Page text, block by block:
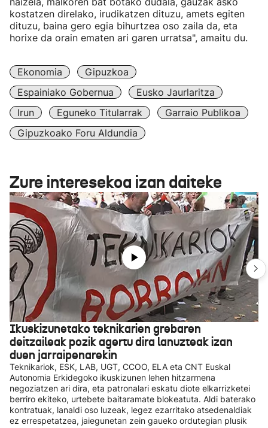
kostatzen direlako, irudikatzen dituzu, amets egiten
dituzu, baina gero egia bihurtzea oso zaila da, eta
horixe da orain ematen ari garen urratsa", amaitu du.
Ekonomia
Gipuzkoa
Espainiako Gobernua
Eusko Jaurlaritza
Irun
Eguneko Titularrak
Garraio Publikoa
Gipuzkoako Foru Aldundia
Zure interesekoa izan daiteke
Ikuskizunetako teknikarien grebaren
deitzaileak pozik agertu dira lanuzteak izan
duen jarraipenarekin
Teknikariok, ESK, LAB, UGT, CCOO, ELA eta CNT Euskal
Autonomia Erkidegoko ikuskizunen lehen hitzarmena
negoziatzen ari dira, eta patronalari eskatu diote elkarrizketei
berriro ekiteko, urtebete baitaramate blokeatuta. Aldi baterako
kontratuak, lanaldi oso luzeak, legez ezarritako atsedenaldiak
ez errespetatzea, jaiegunetan zein gaueko ordutegian plusik